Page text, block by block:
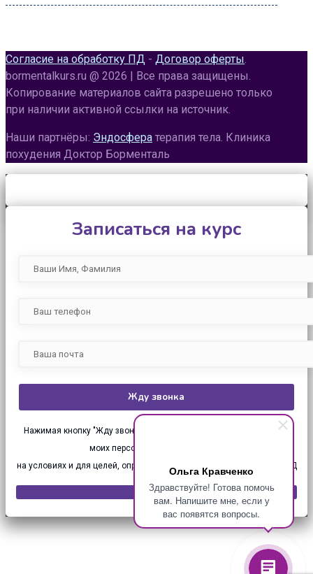
Ольга Кравченко
Здравствуйте! Готова помочь
вам. Напишите мне, если у
вас появятся вопросы.
Согласие на обработку ПД - Договор оферты.
bormentalkurs.ru @ 2026 | Все права защищены.
Копирование материалов сайта разрешено только
при наличии активной ссылки на источник.
Наши партнёры: Эндосфера терапия тела. Клиника
похудения Доктор Борменталь
Записаться на курс
Нажимая кнопку "Жду звонка", я даю своё согласие на обработку
моих персональных данных (ПД),
на условиях и для целей, определенных в
Согласии на обработку ПД